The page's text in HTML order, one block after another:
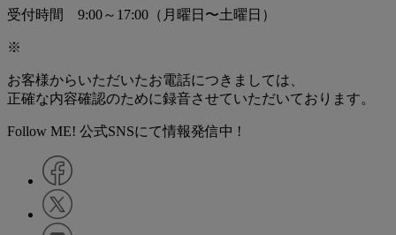
受付時間 9:00～17:00（月曜日〜土曜日）
※
お客様からいただいたお電話につきましては、
正確な内容確認のために録音させていただいております。
Follow ME! 公式SNSにて情報発信中 !